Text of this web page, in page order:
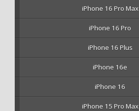
iPhone 16 Pro Max
iPhone 16 Pro
iPhone 16 Plus
iPhone 16e
iPhone 16
iPhone 15 Pro Max